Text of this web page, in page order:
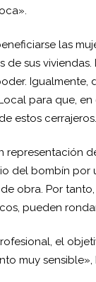
las
de sus
Igualmente,
para que,
estos cerrajeros.
representación
del bombín
obra. Por
pueden
el
muy